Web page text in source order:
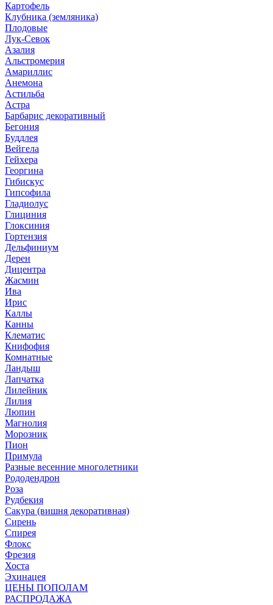
Картофель
Клубника (земляника)
Плодовые
Лук-Севок
Азалия
Альстромерия
Амариллис
Анемона
Астильба
Астра
Барбарис декоративный
Бегония
Буддлея
Вейгела
Гейхера
Георгина
Гибискус
Гипсофила
Гладиолус
Глициния
Глоксиния
Гортензия
Дельфиниум
Дерен
Дицентра
Жасмин
Ива
Ирис
Каллы
Канны
Клематис
Книфофия
Комнатные
Ландыш
Лапчатка
Лилейник
Лилия
Люпин
Магнолия
Морозник
Пион
Примула
Разные весенние многолетники
Рододендрон
Роза
Рудбекия
Сакура (вишня декоративная)
Сирень
Спирея
Флокс
Фрезия
Хоста
Эхинацея
ЦЕНЫ ПОПОЛАМ
РАСПРОДАЖА